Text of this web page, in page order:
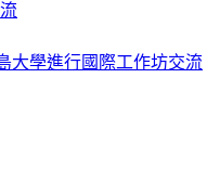
大學進行國際工作坊交流